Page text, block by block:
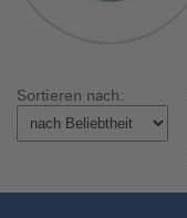
Sortieren nach: